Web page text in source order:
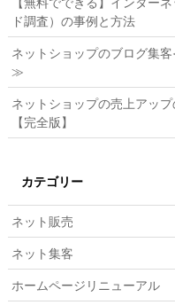
ド調査）の事例と方法
ネットショップのブログ集
≫
ネットショップの売上アッ
【完全版】
カテゴリー
ネット販売
ネット集客
ホームページリニューアル